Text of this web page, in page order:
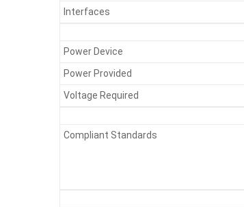
Interfaces
Power Device
Power Provided
Voltage Required
Compliant Standards